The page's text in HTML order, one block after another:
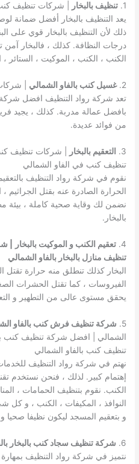
1. تنظيف بالبخار
| شركات تنظيف
يعد التنظيف بالبخار أفضل ضمانة
ذلك لأن التنظيف بالبخار قوي على
درجات النظافة. كذلك ، فالبخار آمن
الكنب ، الكنب ، الموكيت ، الستائر
2. غسيل كنب بالفاو الشمالي |
تعد شركة رواد التنظيف افضل شركة
بافضل عمالة مدربة. كذلك ، يجيد
من فوائد عديدة.
3. التعقيم بالبخار
| شركات تنظيف
تنظيف كنب في الفاو الشمالي
نقوم في شركة رواد التنظيف
الحرارة الصادرة عنه بقتل الجراثيم
نضمن لك وقاية صحية كاملة ، بيئة
بالبخار.
4. تعقيم الكنب و الموكيت بالبخار
|
تنظيف منازل بالبخار بالفاو الشمالي
البخار كذلك تنطلق منه حرارة تقتل
الفيروسات ، كما تقتل الحشرات
يحقق مستوى عالى من التطهير و
5. شركة تنظيف فرش كنب بالفاو
الشمالي | افضل شركة تنظيف كنب
تنظيف كنب بالفاو الشمالي
نهتم في شركة رواد التنظيف
إهتمام كبير. لذلك ، فنحن نستخدم
الكنب. نقوم بتنظيف الحمامات ،
النوافذ ، المكيفات ، الكنب ، و كل
و بتعقيم المسجد ليكون نظيفا
6.
شركة تنظيف سجاد كنب بالبخار
نتميز في شركة رواد التنظيف